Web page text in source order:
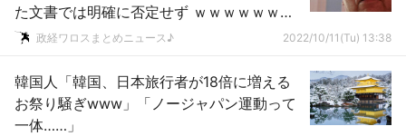
た文書では明確に否定せず ｗｗｗｗｗｗｗ
ｗｗｗｗｗｗｗｗｗｗｗｗｗｗｗ
政経ワロスまとめニュース♪ 2022/10/11(Tu) 13:38
韓国人「韓国、日本旅行者が18倍に増える
お祭り騒ぎwww」「ノージャパン運動って
一体……」